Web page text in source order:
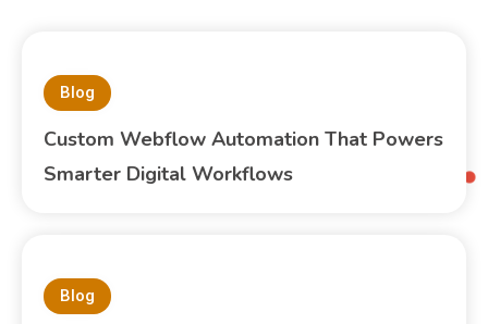
Blog
Custom Webflow Automation That Powers
Smarter Digital Workflows
Blog